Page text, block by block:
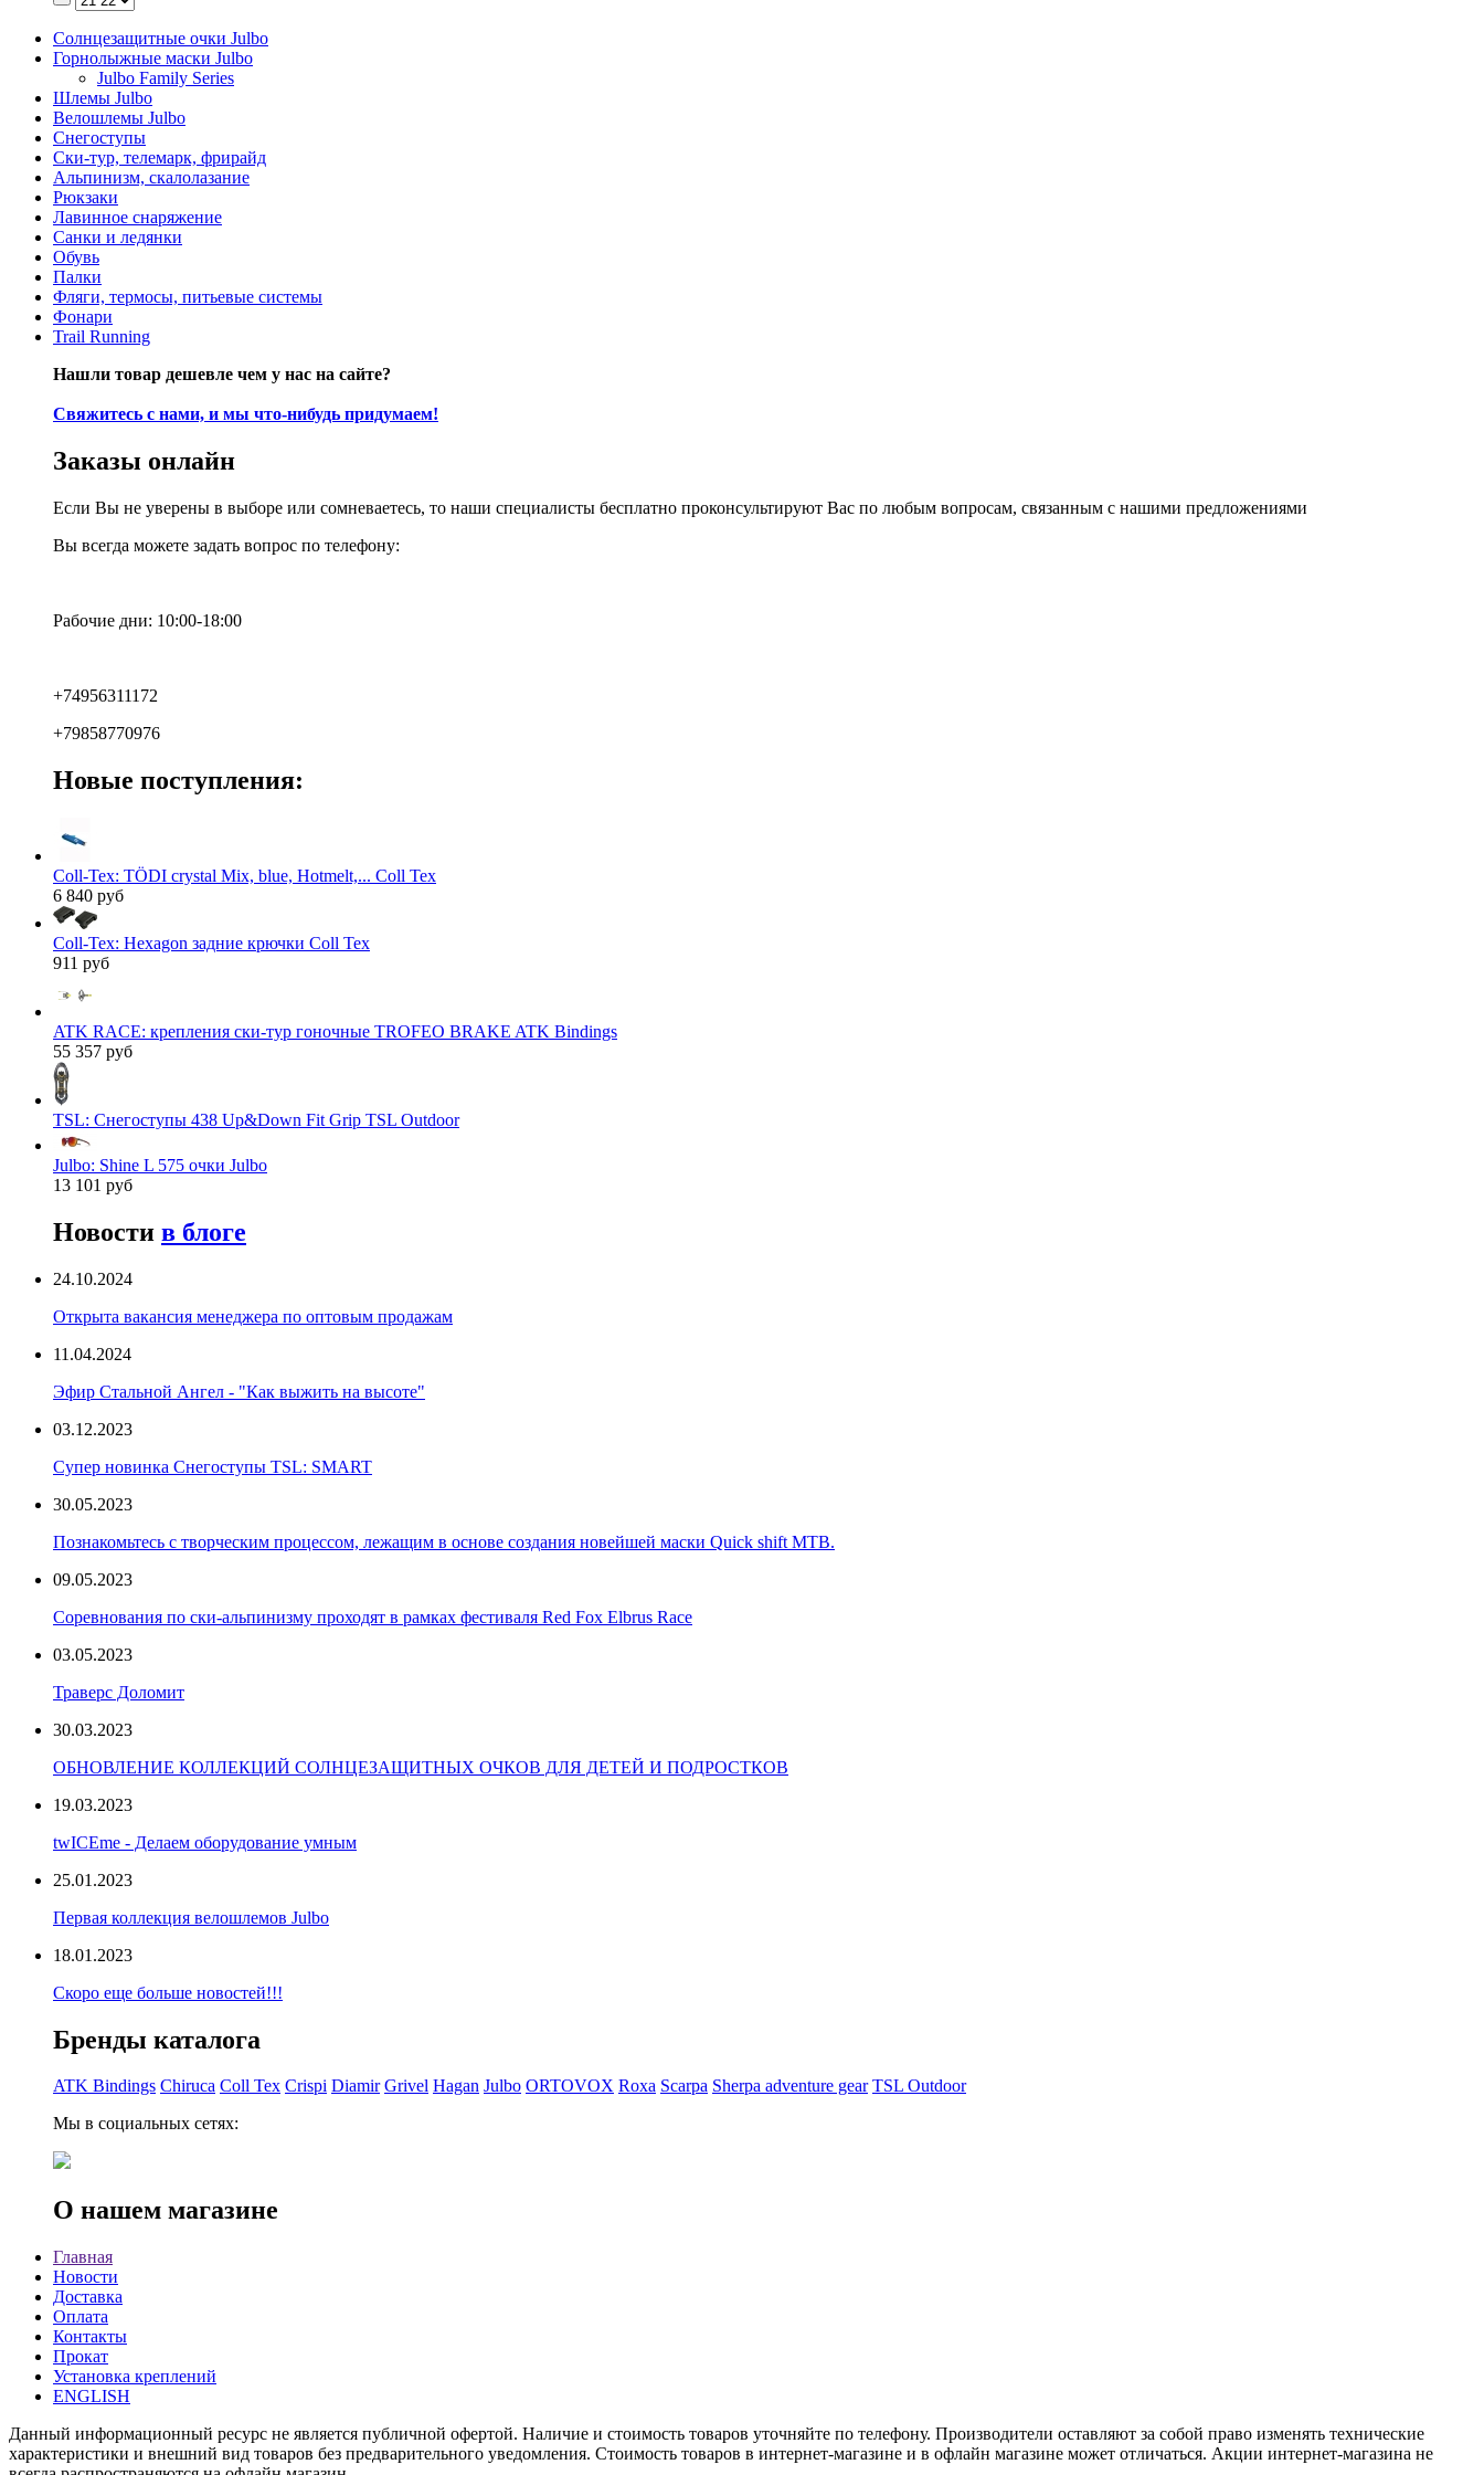
Солнцезащитные очки Julbo
Горнолыжные маски Julbo
Julbo Family Series
Шлемы Julbo
Велошлемы Julbo
Снегоступы
Ски-тур, телемарк, фрирайд
Альпинизм, скалолазание
Рюкзаки
Лавинное снаряжение
Санки и ледянки
Обувь
Палки
Фляги, термосы, питьевые системы
Фонари
Trail Running
Нашли товар дешевле чем у нас на сайте?
Свяжитесь с нами, и мы что-нибудь придумаем!
Заказы онлайн
Если Вы не уверены в выборе или сомневаетесь, то наши специалисты бесплатно проконсультируют Вас по любым вопросам, связанным с нашими предложениями
Вы всегда можете задать вопрос по телефону:
Рабочие дни: 10:00-18:00
+74956311172
+79858770976
Новые поступления:
Coll-Tex: TÖDI crystal Mix, blue, Hotmelt,... Coll Tex
6 840 руб
Coll-Tex: Hexagon задние крючки Coll Tex
911 руб
ATK RACE: крепления ски-тур гоночные TROFEO BRAKE ATK Bindings
55 357 руб
TSL: Снегоступы 438 Up&Down Fit Grip TSL Outdoor
Julbo: Shine L 575 очки Julbo
13 101 руб
Новости в блоге
24.10.2024
Открыта вакансия менеджера по оптовым продажам
11.04.2024
Эфир Стальной Ангел - "Как выжить на высоте"
03.12.2023
Супер новинка Снегоступы TSL: SMART
30.05.2023
Познакомьтесь с творческим процессом, лежащим в основе создания новейшей маски Quick shift MTB.
09.05.2023
Соревнования по ски-альпинизму проходят в рамках фестиваля Red Fox Elbrus Race
03.05.2023
Траверс Доломит
30.03.2023
ОБНОВЛЕНИЕ КОЛЛЕКЦИЙ СОЛНЦЕЗАЩИТНЫХ ОЧКОВ ДЛЯ ДЕТЕЙ И ПОДРОСТКОВ
19.03.2023
twICEme - Делаем оборудование умным
25.01.2023
Первая коллекция велошлемов Julbo
18.01.2023
Скоро еще больше новостей!!!
Бренды каталога
ATK Bindings Chiruca Coll Tex Crispi Diamir Grivel Hagan Julbo ORTOVOX Roxa Scarpa Sherpa adventure gear TSL Outdoor
Мы в социальных сетях:
О нашем магазине
Главная
Новости
Доставка
Оплата
Контакты
Прокат
Установка креплений
ENGLISH
Данный информационный ресурс не является публичной офертой. Наличие и стоимость товаров уточняйте по телефону. Производители оставляют за собой право изменять технические
характеристики и внешний вид товаров без предварительного уведомления. Стоимость товаров в интернет-магазине и в офлайн магазине может отличаться. Акции интернет-магазина не